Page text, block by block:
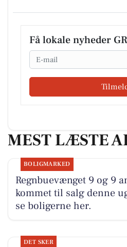
Få lokale nyheder
Email
MEST LÆSTE
BOLIGMARKED
Regnbuevænget 9 og 9
kommet til salg denne
se boligerne her.
DET SKER